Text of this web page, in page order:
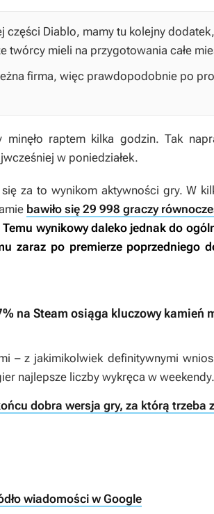
części Diablo, mamy tu kolejny
twórcy mieli na przygotowania całe
firma, więc prawdopodobnie po
raptem kilka godzin. Tak
w poniedziałek.
się za to wynikom aktywności gry. W
bawiło się 29 998 graczy
Temu wynikowy daleko jednak do
zaraz po premierze poprzedniego
na Steam osiąga kluczowy kamień
– z jakimikolwiek definitywnymi
najlepsze liczby wykręca w weekendy.
dobra wersja gry, za którą trzeba
wiadomości w Google